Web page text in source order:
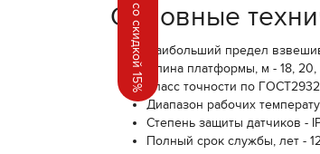
Основные
Наибольший предел
Длина платформы, м - 18, 20,
Класс точности по
Диапазон рабочих
Степень защиты датчиков -
Полный срок службы, лет -